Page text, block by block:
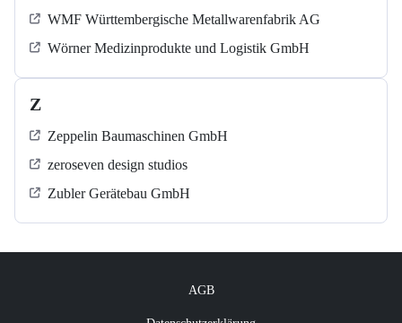
WMF Württembergische Metallwarenfabrik AG
Wörner Medizinprodukte und Logistik GmbH
Z
Zeppelin Baumaschinen GmbH
zeroseven design studios
Zubler Gerätebau GmbH
AGB